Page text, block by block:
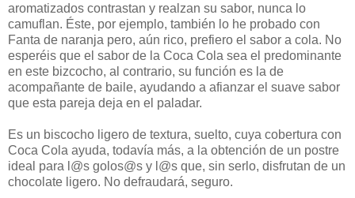
aromatizados contrastan y realzan su sabor, nunca lo
camuflan. Éste, por ejemplo, también lo he probado con
Fanta de naranja pero, aún rico, prefiero el sabor a cola. No
esperéis que el sabor de la Coca Cola sea el predominante
en este bizcocho, al contrario, su función es la de
acompañante de baile, ayudando a afianzar el suave sabor
que esta pareja deja en el paladar.
Es un biscocho ligero de textura, suelto, cuya cobertura con
Coca Cola ayuda, todavía más, a la obtención de un postre
ideal para l@s golos@s y l@s que, sin serlo, disfrutan de un
chocolate ligero. No defraudará, seguro.